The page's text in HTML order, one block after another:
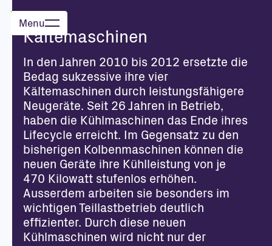
Menu
Schliessen
Kältemaschinen
In den Jahren 2010 bis 2012 ersetzte die
Bedag sukzessive ihre vier
Kältemaschinen durch leistungsfähigere
Neugeräte. Seit 26 Jahren in Betrieb,
haben die Kühlmaschinen das Ende ihres
Lifecycle erreicht. Im Gegensatz zu den
bisherigen Kolbenmaschinen können die
neuen Geräte ihre Kühlleistung von je
470 Kilowatt stufenlos erhöhen.
Ausserdem arbeiten sie besonders im
wichtigen Teillastbetrieb deutlich
effizienter. Durch diese neuen
Kühlmaschinen wird nicht nur der